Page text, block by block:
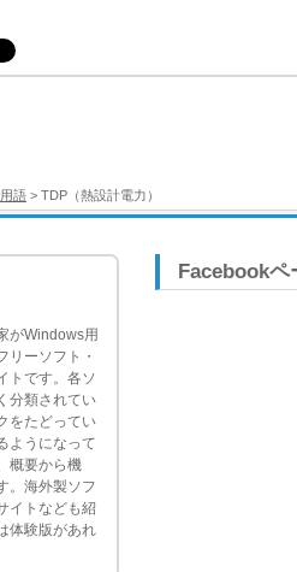
語 > TDP（熱設計電力）
がWindows用
リーソフト・
トです。各ソ
分類されてい
をたどってい
ようになって
概要から機
。海外製ソフ
イトなども紹
体験版があれ
Facebookペ